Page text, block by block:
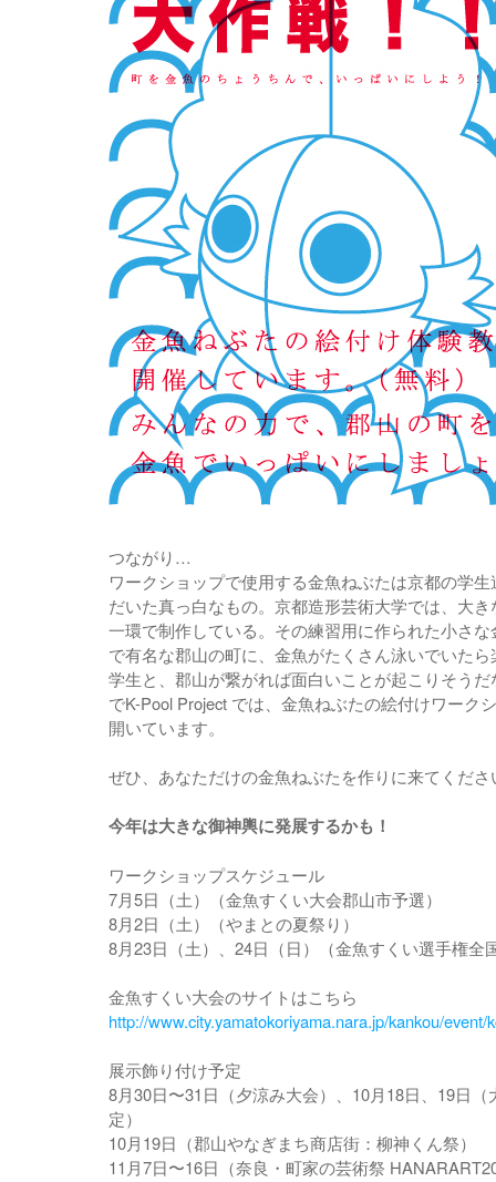
つながり…
ワークショップで使用する金魚ねぶたは京都の学
だいた真っ白なもの。京都造形芸術大学では、大
一環で制作している。その練習用に作られた小さ
で有名な郡山の町に、金魚がたくさん泳いでいた
学生と、郡山が繋がれば面白いことが起こりそう
でK-Pool Project では、金魚ねぶたの絵付けワーク
開いています。
ぜひ、あなただけの金魚ねぶたを作りに来てくださ
今年は大きな御神輿に発展するかも！
ワークショップスケジュール
7月5日（土）（金魚すくい大会郡山市予選）
8月2日（土）（やまとの夏祭り）
8月23日（土）、24日（日）（金魚すくい選手権全
金魚すくい大会のサイトはこちら
http://www.city.yamatokoriyama.nara.jp/kankou/event/
展示飾り付け予定
8月30日〜31日（夕涼み大会）、10月18日、19日
定）
10月19日（郡山やなぎまち商店街：柳神くん祭）
11月7日〜16日（奈良・町家の芸術祭